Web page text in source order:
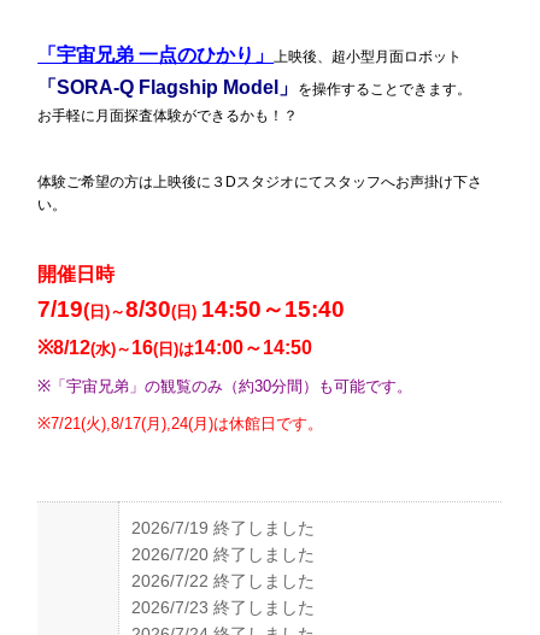
「宇宙兄弟 一点のひかり」 上映後、超小型月面ロボット
「SORA-Q Flagship Model」
を操作することできます。
お手軽に月面探査体験ができるかも！？
体験ご希望の方は上映後に３Dスタジオにてスタッフへお声掛け下さ
い。
開催日時
7/19(日)～8/30(日) 14:50～15:40
※8/12(水)～ 16(日)は14:00～14:50
※「宇宙兄弟」の観覧のみ（約30分間）も可能です。
※7/21(火),8/17(月),24(月)は休館日です。
2026/7/19 終了しました
2026/7/20 終了しました
2026/7/22 終了しました
2026/7/23 終了しました